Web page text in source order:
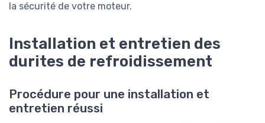
la sécurité de votre moteur.
Installation et entretien des
durites de refroidissement
Procédure pour une installation et
entretien réussi